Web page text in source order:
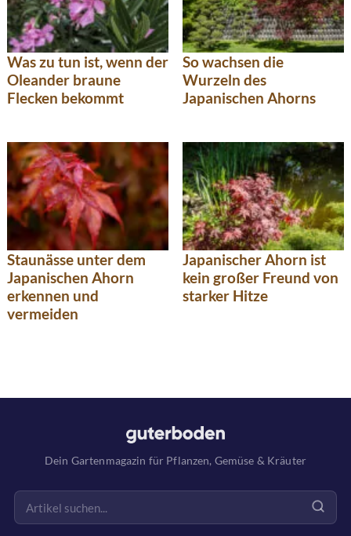
Was zu tun ist, wenn der
Oleander braune
Flecken bekommt
So wachsen die
Wurzeln des
Japanischen Ahorns
Staunässe unter dem
Japanischen Ahorn
erkennen und
vermeiden
Japanischer Ahorn ist
kein großer Freund von
starker Hitze
Dein Gartenmagazin für Pflanzen, Gemüse & Kräuter